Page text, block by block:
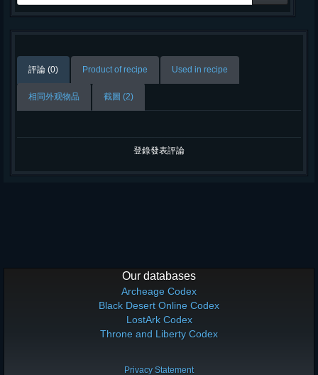
評論 (0) Product of recipe Used in recipe
相同外观物品 截圖 (2)
登錄發表評論
Our databases
Archeage Codex
Black Desert Online Codex
LostArk Codex
Throne and Liberty Codex
Privacy Statement